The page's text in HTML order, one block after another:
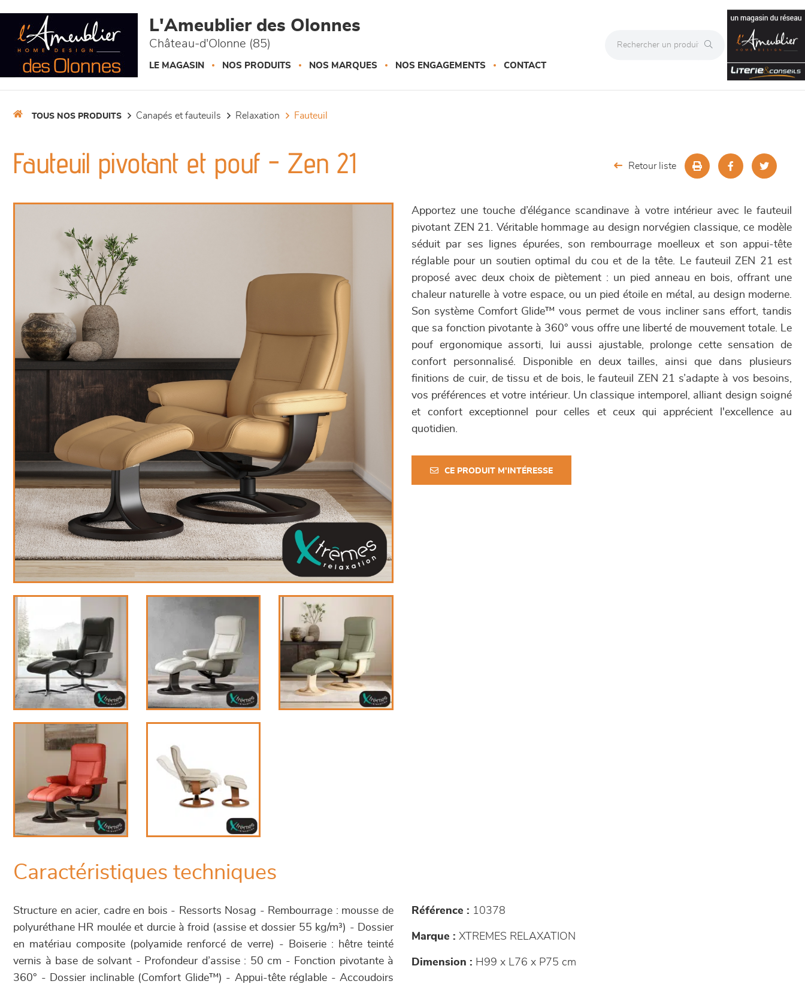
L'Ameublier des Olonnes
Château-d'Olonne (85)
LE MAGASIN NOS PRODUITS NOS MARQUES NOS ENGAGEMENTS CONTACT
TOUS NOS PRODUITS canapés et fauteuils relaxation fauteuil
Fauteuil pivotant et pouf - Zen 21 Retour liste
Apportez une touche d’élégance scandinave à votre intérieur avec le fauteuil
pivotant ZEN 21. Véritable hommage au design norvégien classique, ce modèle
séduit par ses lignes épurées, son rembourrage moelleux et son appui-tête
réglable pour un soutien optimal du cou et de la tête. Le fauteuil ZEN 21 est
proposé avec deux choix de piètement : un pied anneau en bois, offrant une
chaleur naturelle à votre espace, ou un pied étoile en métal, au design moderne.
Son système Comfort Glide™ vous permet de vous incliner sans effort, tandis
que sa fonction pivotante à 360° vous offre une liberté de mouvement totale. Le
pouf ergonomique assorti, lui aussi ajustable, prolonge cette sensation de
confort personnalisé. Disponible en deux tailles, ainsi que dans plusieurs
finitions de cuir, de tissu et de bois, le fauteuil ZEN 21 s’adapte à vos besoins,
vos préférences et votre intérieur. Un classique intemporel, alliant design soigné
et confort exceptionnel pour celles et ceux qui apprécient l'excellence au
quotidien.
CE PRODUIT M'INTÉRESSE
Caractéristiques techniques
Structure en acier, cadre en bois - Ressorts Nosag - Rembourrage : mousse de
polyuréthane HR moulée et durcie à froid (assise et dossier 55 kg/m³) - Dossier
en matériau composite (polyamide renforcé de verre) - Boiserie : hêtre teinté
vernis à base de solvant - Profondeur d’assise : 50 cm - Fonction pivotante à
360° - Dossier inclinable (Comfort Glide™) - Appui-tête réglable - Accoudoirs
Référence : 10378
Marque : XTREMES RELAXATION
Dimension : H99 x L76 x P75 cm